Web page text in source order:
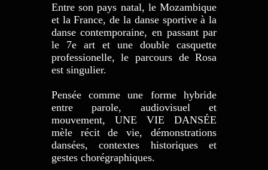
Entre son pays natal, le Mozambique
et la France, de la danse sportive à la
danse contemporaine, en passant par
le 7e art et une double casquette
professionelle, le parcours de Rosa
est singulier.
Pensée comme une forme hybride
entre parole, audiovisuel et
mouvement, UNE VIE DANSÉE
mèle récit de vie, démonstrations
dansées, contextes historiques et
gestes chorégraphiques.